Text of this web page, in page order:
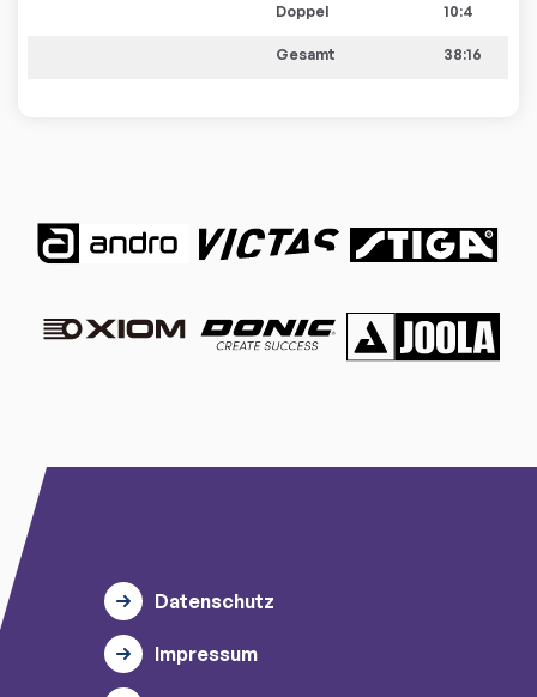
Doppel 10:4
Gesamt 38:16
Datenschutz
Impressum